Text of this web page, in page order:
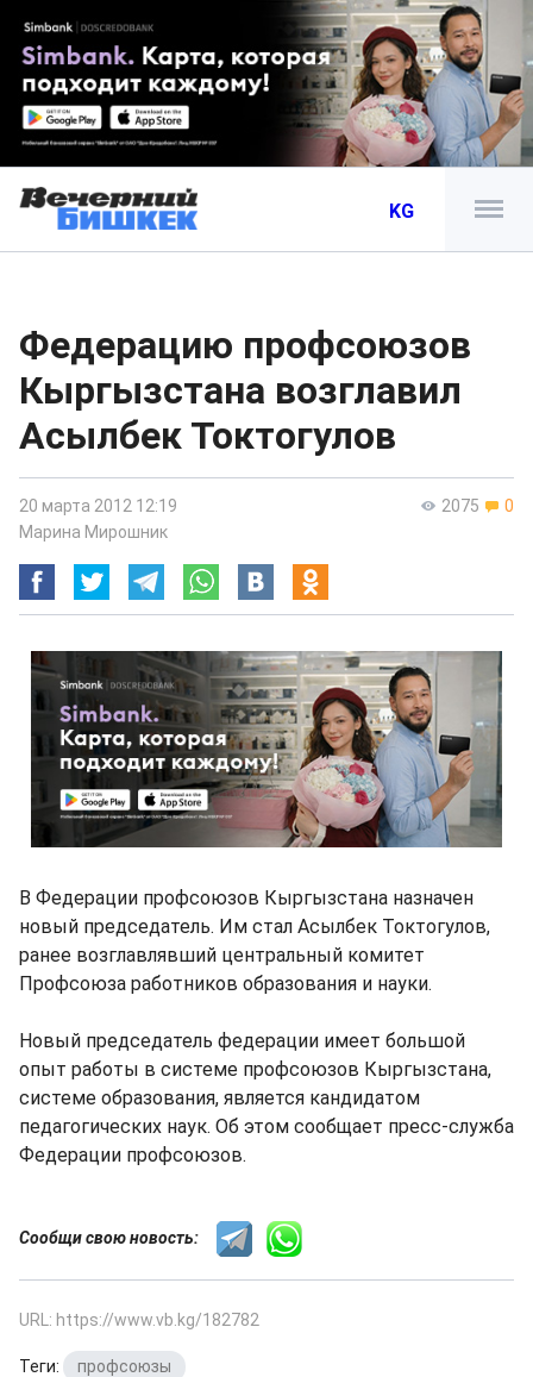
KG
Федерацию профсоюзов
Кыргызстана возглавил
Асылбек Токтогулов
2075 0
20 марта 2012 12:19
Марина Мирошник
В Федерации профсоюзов Кыргызстана назначен
новый председатель. Им стал Асылбек Токтогулов,
ранее возглавлявший центральный комитет
Профсоюза работников образования и науки.
Новый председатель федерации имеет большой
опыт работы в системе профсоюзов Кыргызстана,
системе образования, является кандидатом
педагогических наук. Об этом сообщает пресс-служба
Федерации профсоюзов.
Сообщи свою новость:
URL: https://www.vb.kg/182782
Теги: профсоюзы